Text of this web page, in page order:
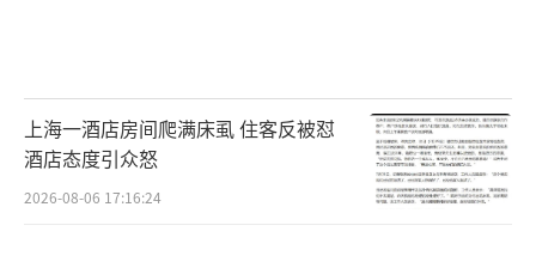
上海一酒店房间爬满床虱 住客反被怼
酒店态度引众怒
2026-08-06 17:16:24